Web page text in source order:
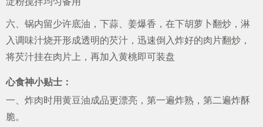
六、锅内留少许底油，下蒜、姜爆香，在下胡萝卜翻炒，淋
入调味汁烧开形成透明的芡汁，迅速倒入炸好的肉片翻炒，
将芡汁挂在肉片上，再加入黄桃即可装盘
心食神小贴士：
一、炸肉时用黄豆油成品更漂亮，第一遍炸熟，第二遍炸酥
脆。